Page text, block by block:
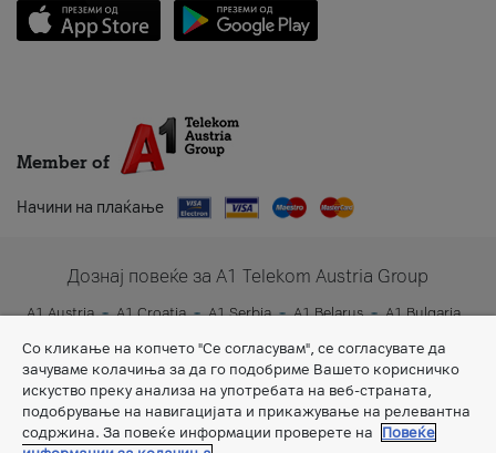
Member of
Начини на плаќање
Дознај повеќе за A1 Telekom Austria Group
A1 Austria A1 Croatia A1 Serbia A1 Belarus
A1 Bulgaria
Со кликање на копчето "Се согласувам", се согласувате да
зачуваме колачиња за да го подобриме Вашето корисничко
искуство преку анализа на употребата на веб-страната,
подобрување на навигацијата и прикажување на релевантна
содржина. За повеќе информации проверете на
Повеќе